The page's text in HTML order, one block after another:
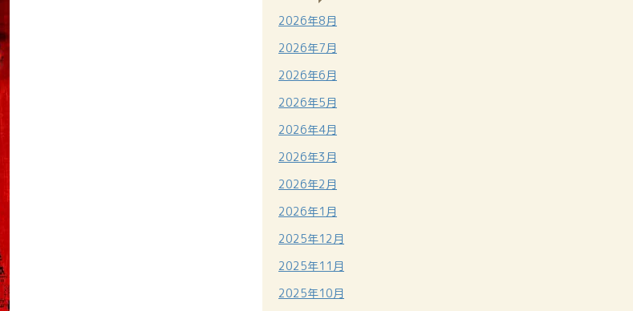
2026年8月
2026年7月
2026年6月
2026年5月
2026年4月
2026年3月
2026年2月
2026年1月
2025年12月
2025年11月
2025年10月